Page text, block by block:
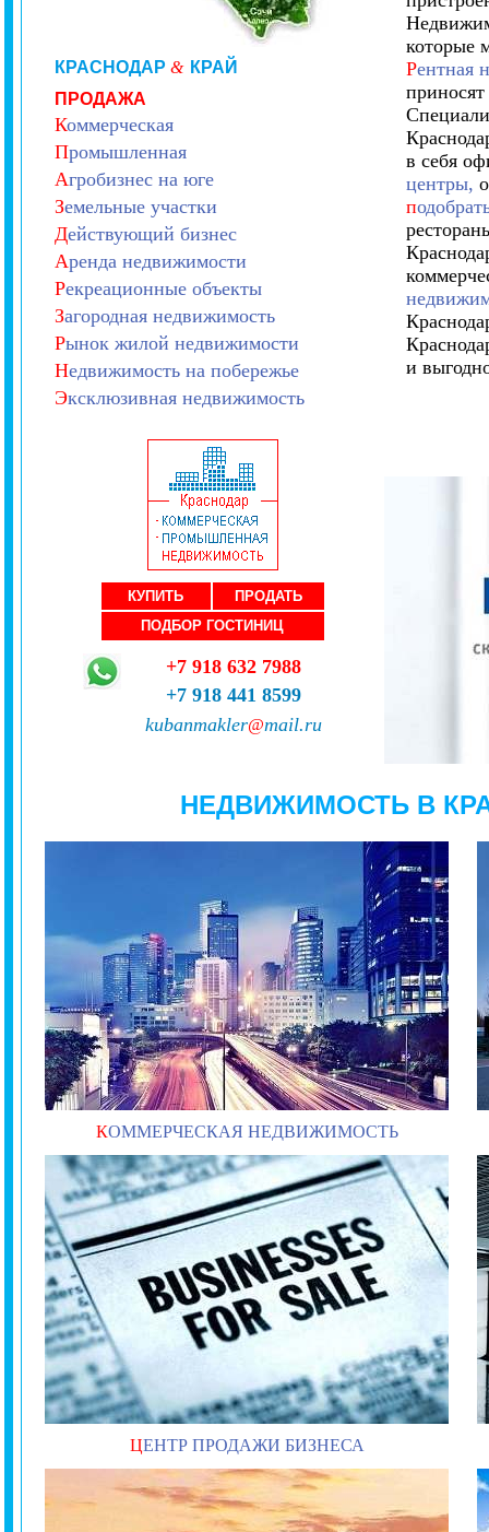
КРАСНОДАР & КРАЙ
ПРОДАЖА
Коммерческая
Промышленная
Агробизнес на юге
Земельные участки
Действующий бизнес
Аренда недвижимости
Рекреационные объекты
Загородная недвижимость
Рынок жилой недвижимости
Недвижимость на побережье
Эксклюзивная недвижимость
КУПИТЬ
ПРОДАТЬ
ПОДБОР ГОСТИНИЦ
+7 918 632 7988
+7 918 441 8599
kubanmakler@mail.ru
которые
Рентная
в себя
центры,
п
и
НЕДВИЖИМОСТЬ В
КОММЕРЧЕСКАЯ НЕДВИЖИМОСТЬ
ЦЕНТР ПРОДАЖИ БИЗНЕСА